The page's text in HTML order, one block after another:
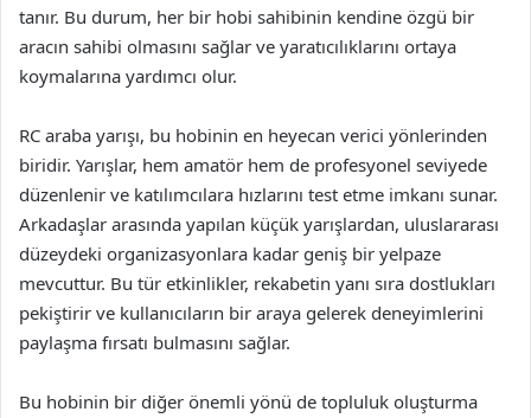
tanır. Bu durum, her bir hobi sahibinin kendine özgü bir
aracın sahibi olmasını sağlar ve yaratıcılıklarını ortaya
koymalarına yardımcı olur.
RC araba yarışı, bu hobinin en heyecan verici yönlerinden
biridir. Yarışlar, hem amatör hem de profesyonel seviyede
düzenlenir ve katılımcılara hızlarını test etme imkanı sunar.
Arkadaşlar arasında yapılan küçük yarışlardan, uluslararası
düzeydeki organizasyonlara kadar geniş bir yelpaze
mevcuttur. Bu tür etkinlikler, rekabetin yanı sıra dostlukları
pekiştirir ve kullanıcıların bir araya gelerek deneyimlerini
paylaşma fırsatı bulmasını sağlar.
Bu hobinin bir diğer önemli yönü de topluluk oluşturma